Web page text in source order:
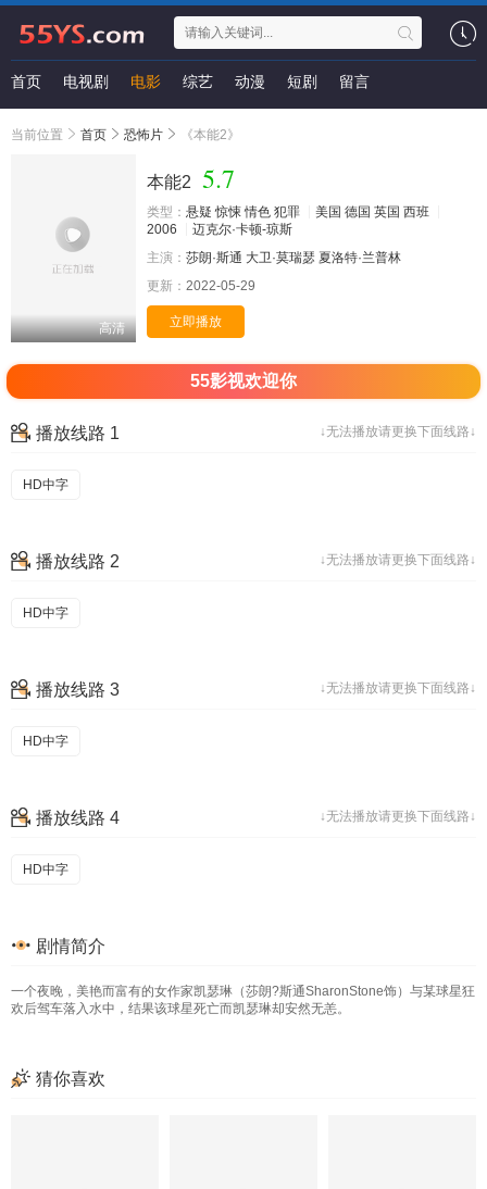
首页 电视剧 电影 综艺 动漫 短剧 留言
当前位置 首页 恐怖片 《本能2》
高清
本能2 5.7
类型： 悬疑 惊悚 情色 犯罪 美国 德国 英国 西班
2006
迈克尔·卡顿-琼斯
主演： 莎朗·斯通 大卫·莫瑞瑟 夏洛特·兰普林
更新： 2022-05-29
立即播放
55影视欢迎你
↓无法播放请更换下面线路↓
播放线路 1
HD中字
↓无法播放请更换下面线路↓
播放线路 2
HD中字
↓无法播放请更换下面线路↓
播放线路 3
HD中字
↓无法播放请更换下面线路↓
播放线路 4
HD中字
剧情简介
一个夜晚，美艳而富有的女作家凯瑟琳（莎朗?斯通SharonStone饰）与某球星狂
欢后驾车落入水中，结果该球星死亡而凯瑟琳却安然无恙。
猜你喜欢